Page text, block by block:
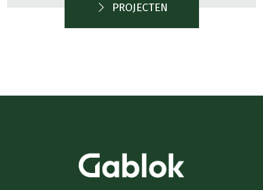
PROJECTEN